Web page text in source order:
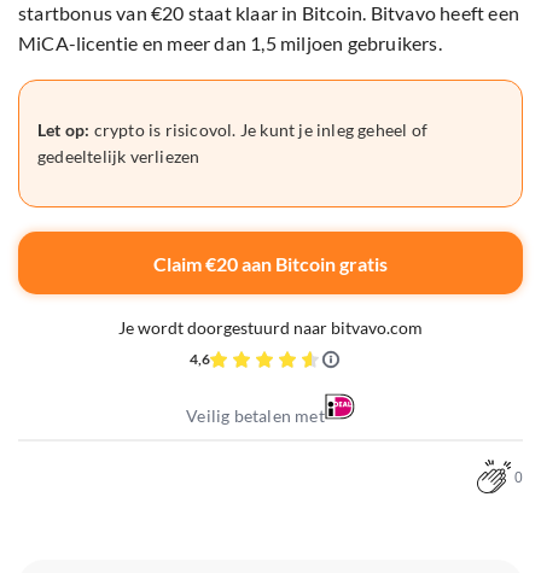
startbonus van €20 staat klaar in Bitcoin. Bitvavo heeft een
MiCA-licentie en meer dan 1,5 miljoen gebruikers.
Let op: crypto is risicovol. Je kunt je inleg geheel of
gedeeltelijk verliezen
Claim €20 aan Bitcoin gratis
Je wordt doorgestuurd naar bitvavo.com
4,6
Veilig betalen met
0